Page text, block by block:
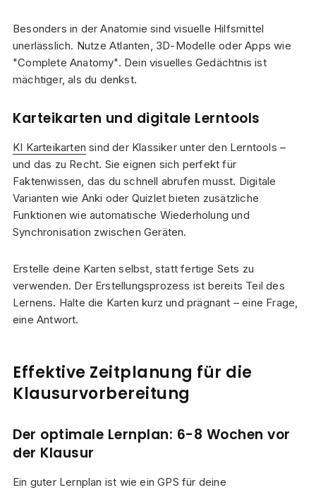
Besonders in der Anatomie sind visuelle Hilfsmittel
unerlässlich. Nutze Atlanten, 3D-Modelle oder Apps wie
"Complete Anatomy". Dein visuelles Gedächtnis ist
mächtiger, als du denkst.
Karteikarten und digitale Lerntools
KI Karteikarten sind der Klassiker unter den Lerntools –
und das zu Recht. Sie eignen sich perfekt für
Faktenwissen, das du schnell abrufen musst. Digitale
Varianten wie Anki oder Quizlet bieten zusätzliche
Funktionen wie automatische Wiederholung und
Synchronisation zwischen Geräten.
Erstelle deine Karten selbst, statt fertige Sets zu
verwenden. Der Erstellungsprozess ist bereits Teil des
Lernens. Halte die Karten kurz und prägnant – eine Frage,
eine Antwort.
Effektive Zeitplanung für die
Klausurvorbereitung
Der optimale Lernplan: 6-8 Wochen vor
der Klausur
Ein guter Lernplan ist wie ein GPS für deine